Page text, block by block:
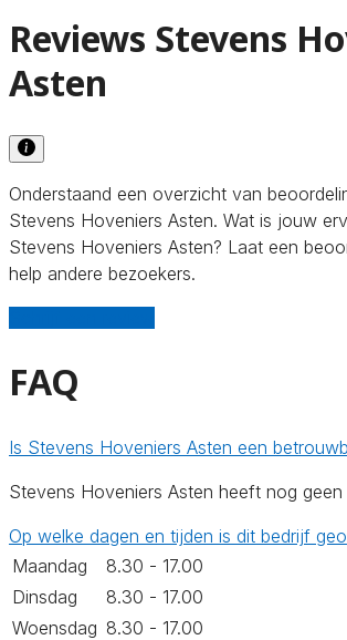
Reviews Stevens
Asten
Onderstaand een overzicht van
Stevens Hoveniers Asten. Wat is jouw
Stevens Hoveniers Asten? Laat een
help andere bezoekers.
FAQ
Is Stevens Hoveniers Asten een
Stevens Hoveniers Asten heeft nog geen
Op welke dagen en tijden is dit bedrijf
Maandag
8.30 - 17.00
Dinsdag
8.30 - 17.00
Woensdag 8.30 - 17.00